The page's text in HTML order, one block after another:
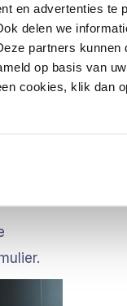
en advertenties
delen we
partners
op basis van
cookies, klik dan